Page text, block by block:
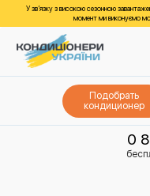
У зв’язку з високою сезонною
момент ми виконуємо
Подобрать
кондиционер
0